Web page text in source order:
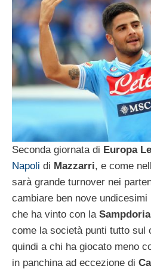
Seconda giornata di Europa
Napoli di Mazzarri, e come
sarà grande turnover nei
cambiare ben nove
che ha vinto con la Sampdoria
come la società punti tutto sul
quindi a chi ha giocato meno
in panchina ad eccezione di